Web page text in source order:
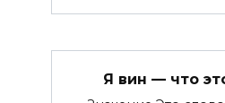
Я вин — что